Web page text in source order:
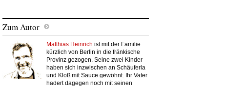
Zum Autor
Matthias Heinrich ist mit der Familie
kürzlich von Berlin in die fränkische
Provinz gezogen. Seine zwei Kinder
haben sich inzwischen an Schäuferla
und Kloß mit Sauce gewöhnt. Ihr Vater
hadert dagegen noch mit seinen